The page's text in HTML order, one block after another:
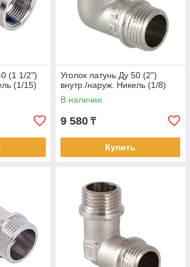
(1 1/2")
(1/15)
Уголок латунь Ду 50 (2")
внутр./наруж. Никель (1/8)
В наличии
9 580 ₸
Купить